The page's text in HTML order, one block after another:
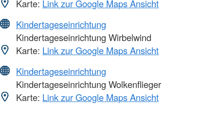
Karte: Link zur Google Maps Ansicht
Kindertageseinrichtung
Kindertageseinrichtung Wirbelwind
Karte: Link zur Google Maps Ansicht
Kindertageseinrichtung
Kindertageseinrichtung Wolkenflieger
Karte: Link zur Google Maps Ansicht